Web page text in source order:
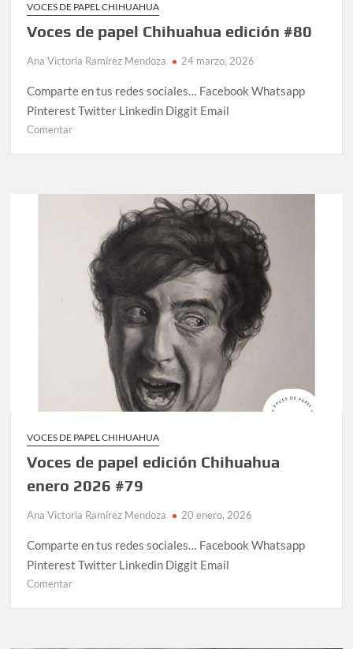
VOCES DE PAPEL CHIHUAHUA
Voces de papel Chihuahua edición #80
Ana Victoria Ramírez Mendoza 24 marzo, 2026
Comparte en tus redes sociales… Facebook Whatsapp
Pinterest Twitter Linkedin Diggit Email
Comentar
VOCES DE PAPEL CHIHUAHUA
Voces de papel edición Chihuahua
enero 2026 #79
Ana Victoria Ramírez Mendoza 20 enero, 2026
Comparte en tus redes sociales… Facebook Whatsapp
Pinterest Twitter Linkedin Diggit Email
Comentar